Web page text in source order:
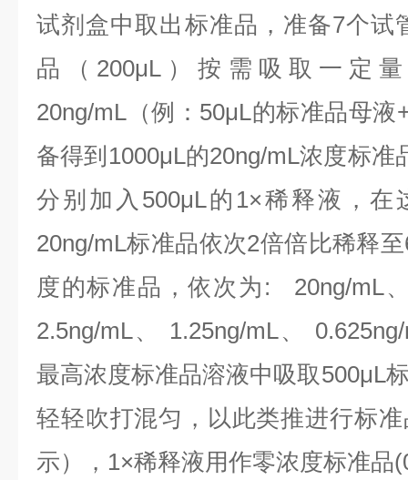
试剂盒中取出标准品，准备7个试
品（200μL）按需吸取一定
20ng/mL（例：50μL的标准品母液
备得到1000μL的20ng/mL浓度标准
分别加入500μL的1×稀释液，
20ng/mL标准品依次2倍倍比稀释
度的标准品，依次为: 20ng/mL
2.5ng/mL、 1.25ng/mL、
最高浓度标准品溶液中吸取500μL
轻轻吹打混匀，以此类推进行标
示），1×稀释液用作零浓度标准品